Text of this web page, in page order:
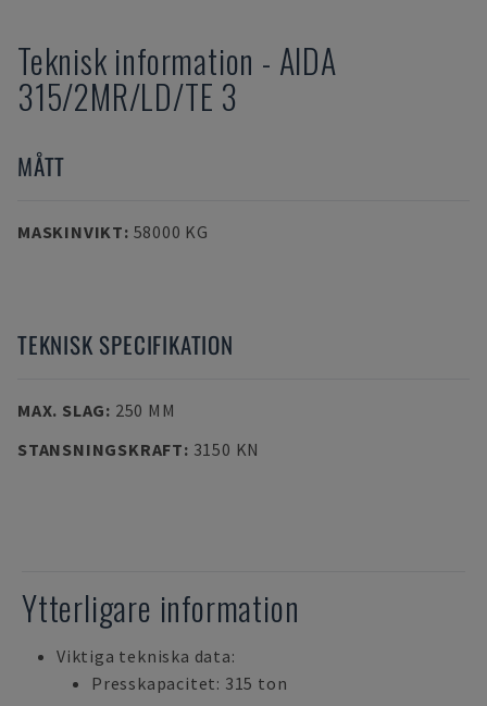
Teknisk information - AIDA
315/2MR/LD/TE 3
MÅTT
MASKINVIKT: 58000 KG
TEKNISK SPECIFIKATION
MAX. SLAG: 250 MM
STANSNINGSKRAFT: 3150 KN
Ytterligare information
Viktiga tekniska data:
Presskapacitet: 315 ton